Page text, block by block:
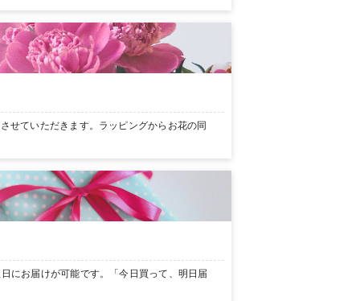
せていただきます。ラッピングからお花の同
にお届けが可能です。「今日買って、明日届